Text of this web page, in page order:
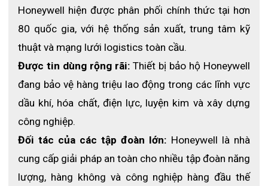
Honeywell hiện được phân phối chính thức tại hơn
80 quốc gia, với hệ thống sản xuất, trung tâm kỹ
thuật và mạng lưới logistics toàn cầu.
Được tin dùng rộng rãi: Thiết bị bảo hộ Honeywell
đang bảo vệ hàng triệu lao động trong các lĩnh vực
dầu khí, hóa chất, điện lực, luyện kim và xây dựng
công nghiệp.
Đối tác của các tập đoàn lớn: Honeywell là nhà
cung cấp giải pháp an toàn cho nhiều tập đoàn năng
lượng, hàng không và công nghiệp hàng đầu thế